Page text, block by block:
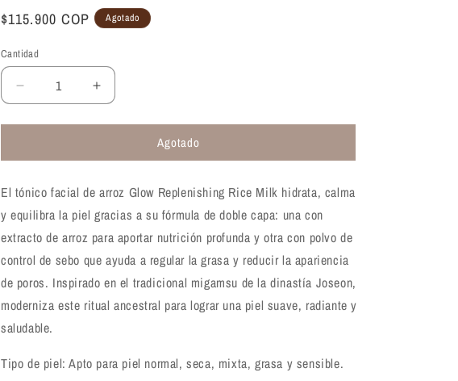
Precio
$115.900 COP Agotado
Cantidad
Reducir
cantidad
para
iluminadora
leche
de
Beauty
of
Joseon
Replenishing
Rice
150ml
Aumentar
cantidad
para
iluminadora
leche
de
Beauty
of
Joseon
Replenishing
150ml
Agotado
El tónico facial de arroz Glow Replenishing Rice Milk hidrata, calma
y equilibra la piel gracias a su fórmula de doble capa: una con
extracto de arroz para aportar nutrición profunda y otra con polvo de
control de sebo que ayuda a regular la grasa y reducir la apariencia
de poros. Inspirado en el tradicional migamsu de la dinastía Joseon,
moderniza este ritual ancestral para lograr una piel suave, radiante y
saludable.
Tipo de piel: Apto para piel normal, seca, mixta, grasa y sensible.